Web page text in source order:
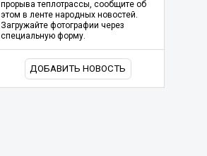
прорыва теплотрассы, сообщите об
этом в ленте народных новостей.
Загружайте фотографии через
специальную форму.
ДОБАВИТЬ НОВОСТЬ